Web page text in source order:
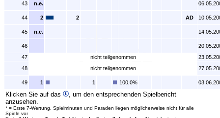
43 n.e.
44 2 2 AD
45 n.e.
46
47
nicht teilgenommen
48
nicht teilgenommen
49 1 1 100,0%
Klicken Sie auf das
, um den entsprechenden Spielbericht
anzusehen.
* = Erste 7-Wertung, Spielminuten und Paraden liegen möglicherweise nicht für alle
Spiele vor